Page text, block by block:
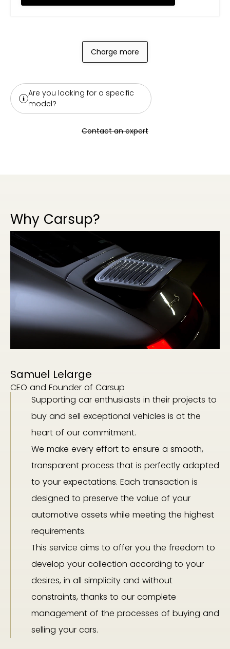
Charge more
Are you looking for a specific
model?
Contact an expert
Why Carsup?
Samuel Lelarge
CEO and Founder of Carsup
Supporting car enthusiasts in their projects to
buy and sell exceptional vehicles is at the
heart of our commitment.
We make every effort to ensure a smooth,
transparent process that is perfectly adapted
to your expectations. Each transaction is
designed to preserve the value of your
automotive assets while meeting the highest
requirements.
This service aims to offer you the freedom to
develop your collection according to your
desires, in all simplicity and without
constraints, thanks to our complete
management of the processes of buying and
selling your cars.